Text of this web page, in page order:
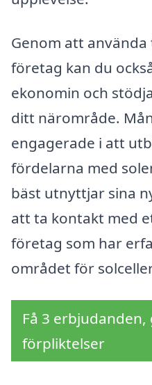
Genom att
företag kan du
ekonomin och
ditt närområde.
engagerade i att
fördelarna med
bäst utnyttjar sina
att ta kontakt med
företag som har
området för
Få 3
förpliktelser